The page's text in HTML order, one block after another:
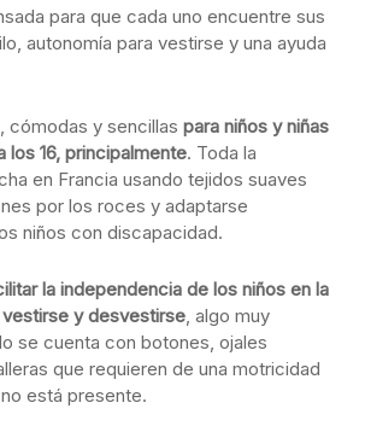
para que cada uno encuentre sus
autonomía para vestirse y una ayuda
cómodas y sencillas para niños y niñas
los 16, principalmente. Toda la
en Francia usando tejidos suaves
por los roces y adaptarse
niños con discapacidad.
la independencia de los niños en la
y desvestirse, algo muy
se cuenta con botones, ojales
que requieren de una motricidad
está presente.